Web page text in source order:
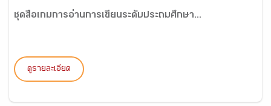
ชุดสื่อเกมการอ่านการเขียนระดับประถมศึกษา...
ดูรายละเอียด